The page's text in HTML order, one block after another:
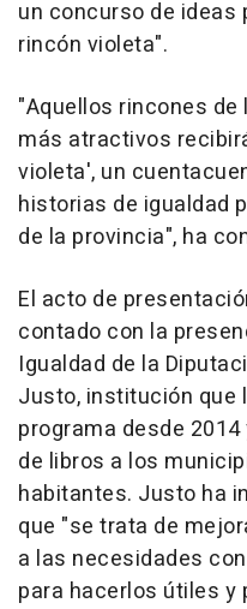
un concurso de ideas
rincón violeta".
"Aquellos rincones
más atractivos
violeta', un
historias de igualdad
de la provincia", ha
El acto de
contado con la
Igualdad de la
Justo, institución que
programa desde
de libros a los
habitantes. Justo ha
que "se trata de
a las necesidades
para hacerlos útiles y